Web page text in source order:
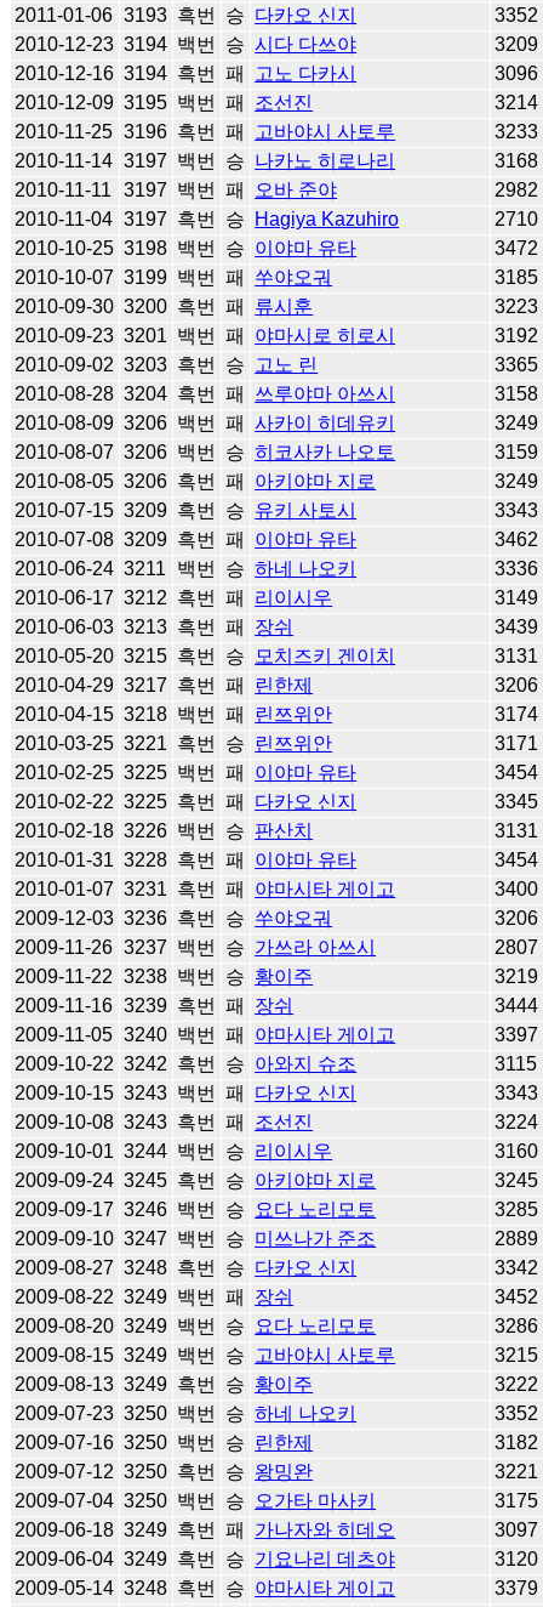
2011-01-06 3193 흑번 승 다카오 신지
3352
2010-12-23 3194 백번 승 시다 다쓰야
3209
2010-12-16 3194 흑번 패 고노 다카시
3096
2010-12-09 3195 백번 패 조선진
3214
2010-11-25 3196 흑번 패 고바야시 사토루
3233
2010-11-14 3197 백번 승 나카노 히로나리
3168
2010-11-11
3197 백번 패 오바 준야
2982
2010-11-04 3197 흑번 승 Hagiya Kazuhiro
2710
2010-10-25 3198 백번 승 이야마 유타
3472
2010-10-07 3199 백번 패 쑤야오궈
3185
2010-09-30 3200 흑번 패 류시훈
3223
2010-09-23 3201 백번 패 야마시로 히로시
3192
2010-09-02 3203 흑번 승 고노 린
3365
2010-08-28 3204 흑번 패 쓰루야마 아쓰시
3158
2010-08-09 3206 백번 패 사카이 히데유키
3249
2010-08-07 3206 백번 승 히코사카 나오토
3159
2010-08-05 3206 흑번 패 아키야마 지로
3249
2010-07-15 3209 흑번 승 유키 사토시
3343
2010-07-08 3209 흑번 패 이야마 유타
3462
2010-06-24 3211 백번 승 하네 나오키
3336
2010-06-17 3212 흑번 패 리이시우
3149
2010-06-03 3213 흑번 패 장쉬
3439
2010-05-20 3215 흑번 승 모치즈키 겐이치
3131
2010-04-29 3217 흑번 패 린한제
3206
2010-04-15 3218 백번 패 린쯔위안
3174
2010-03-25 3221 흑번 승 린쯔위안
3171
2010-02-25 3225 백번 패 이야마 유타
3454
2010-02-22 3225 흑번 패 다카오 신지
3345
2010-02-18 3226 백번 승 판산치
3131
2010-01-31 3228 흑번 패 이야마 유타
3454
2010-01-07 3231 흑번 패 야마시타 게이고
3400
2009-12-03 3236 흑번 승 쑤야오궈
3206
2009-11-26 3237 백번 승 가쓰라 아쓰시
2807
2009-11-22 3238 백번 승 황이주
3219
2009-11-16 3239 흑번 패 장쉬
3444
2009-11-05 3240 백번 패 야마시타 게이고
3397
2009-10-22 3242 흑번 승 아와지 슈조
3115
2009-10-15 3243 백번 패 다카오 신지
3343
2009-10-08 3243 흑번 패 조선진
3224
2009-10-01 3244 백번 승 리이시우
3160
2009-09-24 3245 흑번 승 아키야마 지로
3245
2009-09-17 3246 백번 승 요다 노리모토
3285
2009-09-10 3247 백번 승 미쓰나가 준조
2889
2009-08-27 3248 흑번 승 다카오 신지
3342
2009-08-22 3249 백번 패 장쉬
3452
2009-08-20 3249 백번 승 요다 노리모토
3286
2009-08-15 3249 백번 승 고바야시 사토루
3215
2009-08-13 3249 흑번 승 황이주
3222
2009-07-23 3250 백번 승 하네 나오키
3352
2009-07-16 3250 백번 승 린한제
3182
2009-07-12 3250 흑번 승 왕밍완
3221
2009-07-04 3250 백번 승 오가타 마사키
3175
2009-06-18 3249 흑번 패 가나자와 히데오
3097
2009-06-04 3249 흑번 승 기요나리 데츠야
3120
2009-05-14 3248 흑번 승 야마시타 게이고
3379